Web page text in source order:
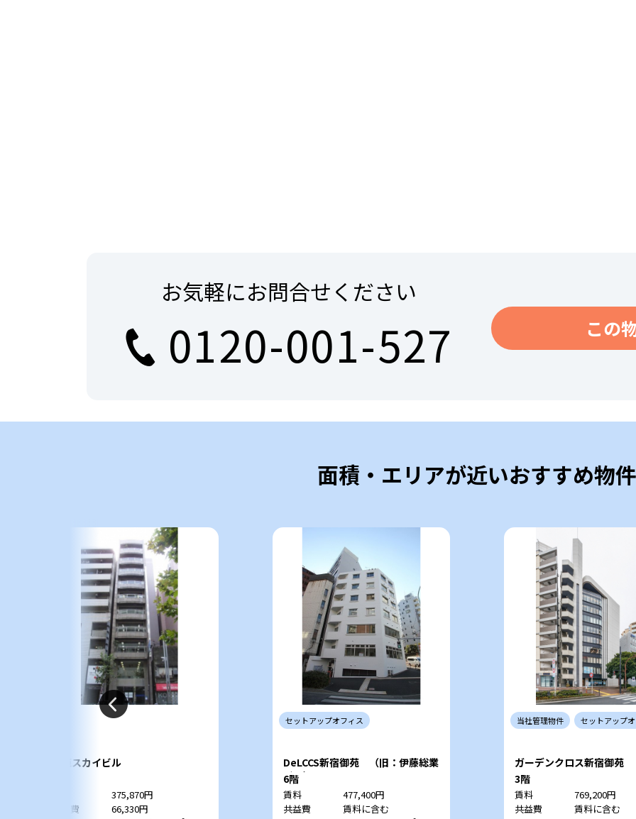
お気軽にお問合せください
0120-001-527 この
面積・エリアが近いおすすめ物件
御苑スカイビル
375,870円
共益費
66,330円
セットアップオフィス
DeLCCS新宿御苑 （旧：伊藤総業
ビル）
6階
賃料
477,400円
共益費
賃料に含む
当社管理物件 セットアップ
ガーデンクロス新宿御苑
3階
賃料
769,200円
共益費
賃料に含む